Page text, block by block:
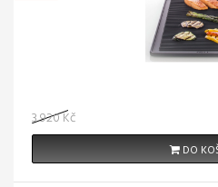
3 920 Kč
DO